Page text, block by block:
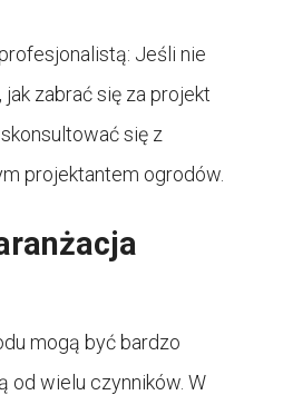
Jeśli nie
zabrać się za projekt
się z
projektantem ogrodów.
mogą być bardzo
od wielu czynników. W